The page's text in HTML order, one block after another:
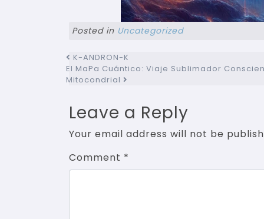
Posted in Uncategorized
Post navigation
K-ANDRON-K
El MaPa Cuántico: Viaje Sublimador
Mitocondrial
Leave a Reply
Your email address will not be
Comment *